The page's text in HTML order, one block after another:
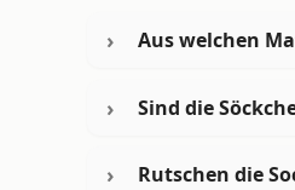
Aus welchen
Sind die
Rutschen die